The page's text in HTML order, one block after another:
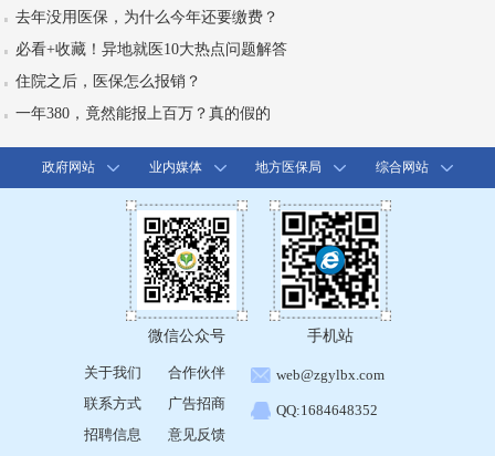
去年没用医保，为什么今年还要缴费？
必看+收藏！异地就医10大热点问题解答
住院之后，医保怎么报销？
一年380，竟然能报上百万？真的假的
政府网站 业内媒体 地方医保局 综合网站
微信公众号 手机站
关于我们
联系方式
招聘信息
合作伙伴
广告招商
意见反馈
web@zgylbx.com
QQ:1684648352